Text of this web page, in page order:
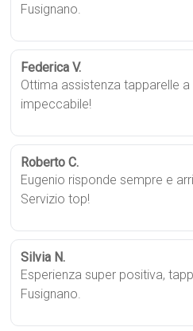
Fusignano.
Federica V.
Ottima assistenza tapparelle
impeccabile!
Roberto C.
Eugenio risponde sempre e
Servizio top!
Silvia N.
Esperienza super positiva,
Fusignano.